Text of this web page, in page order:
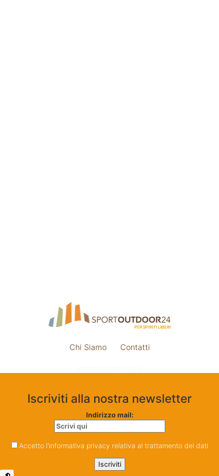
Chi Siamo Contatti
Iscriviti alla nostra newsletter
Indirizzo mail:
Accetto l'informativa privacy relativa al trattamento dei dati